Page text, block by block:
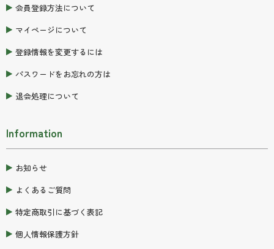
会員登録方法について
マイページについて
登録情報を変更するには
パスワードをお忘れの方は
退会処理について
Information
お知らせ
よくあるご質問
特定商取引に基づく表記
個人情報保護方針